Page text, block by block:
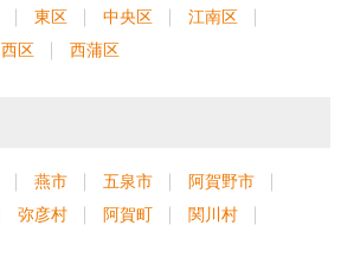
東区 中央区
江南区
西区 西蒲区
燕市 五泉市
阿賀野市
弥彦村 阿賀町
関川村